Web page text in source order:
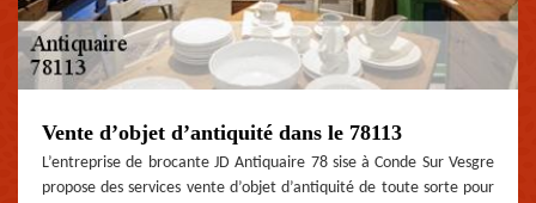
Vente d’objet d’antiquité dans le 78113
L’entreprise de brocante JD Antiquaire 78 sise à Conde Sur Vesgre
propose des services vente d’objet d’antiquité de toute sorte pour